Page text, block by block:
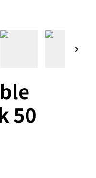
50